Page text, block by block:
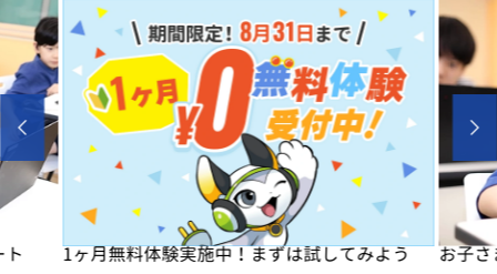
う お子さまの「楽しい」を学びの原動力に！ 初め